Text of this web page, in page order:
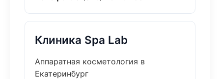
Клиника Spa Lab
Аппаратная косметология в
Екатеринбург